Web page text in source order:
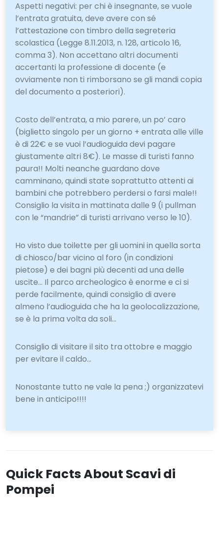
Aspetti negativi: per chi è insegnante, se vuole
l’entrata gratuita, deve avere con sé
l’attestazione con timbro della segreteria
scolastica (Legge 8.11.2013, n. 128, articolo 16,
comma 3). Non accettano altri documenti
accertanti la professione di docente (e
ovviamente non ti rimborsano se gli mandi copia
del documento a posteriori).
Costo dell’entrata, a mio parere, un po’ caro
(biglietto singolo per un giorno + entrata alle ville
è di 22€ e se vuoi l’audioguida devi pagare
giustamente altri 8€). Le masse di turisti fanno
paura!! Molti neanche guardano dove
camminano, quindi state soprattutto attenti ai
bambini che potrebbero perdersi o farsi male!!
Consiglio la visita in mattinata dalle 9 (i pullman
con le “mandrie” di turisti arrivano verso le 10).
Ho visto due toilette per gli uomini in quella sorta
di chiosco/bar vicino al foro (in condizioni
pietose) e dei bagni più decenti ad una delle
uscite… Il parco archeologico è enorme e ci si
perde facilmente, quindi consiglio di avere
almeno l’audioguida che ha la geolocalizzazione,
se è la prima volta da soli…
Consiglio di visitare il sito tra ottobre e maggio
per evitare il caldo…
Nonostante tutto ne vale la pena ;) organizzatevi
bene in anticipo!!!!
Quick Facts About Scavi di
Pompei